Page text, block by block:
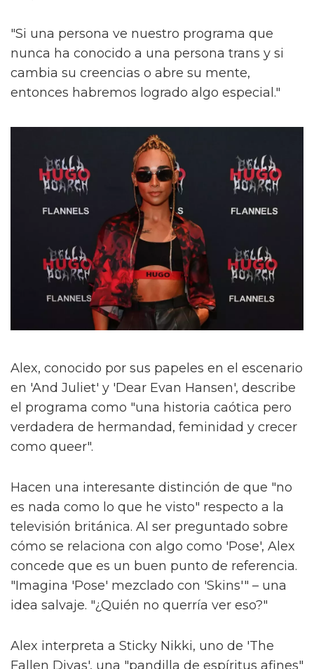
"Si una persona ve nuestro programa que
nunca ha conocido a una persona trans y si
cambia su creencias o abre su mente,
entonces habremos logrado algo especial."
Alex, conocido por sus papeles en el escenario
en 'And Juliet' y 'Dear Evan Hansen', describe
el programa como "una historia caótica pero
verdadera de hermandad, feminidad y crecer
como queer".
Hacen una interesante distinción de que "no
es nada como lo que he visto" respecto a la
televisión británica. Al ser preguntado sobre
cómo se relaciona con algo como 'Pose', Alex
concede que es un buen punto de referencia.
"Imagina 'Pose' mezclado con 'Skins'" – una
idea salvaje. "¿Quién no querría ver eso?"
Alex interpreta a Sticky Nikki, uno de 'The
Fallen Divas', una "pandilla de espíritus afines"